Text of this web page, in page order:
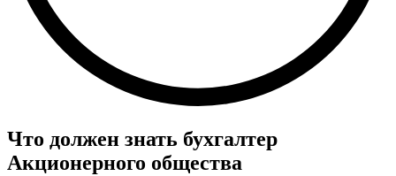
Что должен знать бухгалтер
Акционерного общества